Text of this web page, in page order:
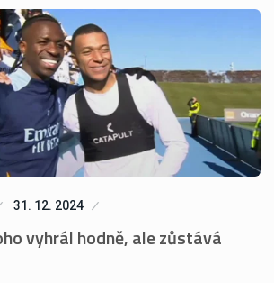
31. 12. 2024
vyhrál hodně, ale zůstává